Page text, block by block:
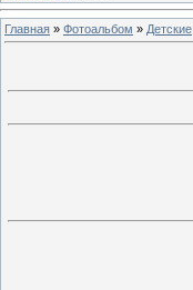
Главная » Фотоальбом » Детские